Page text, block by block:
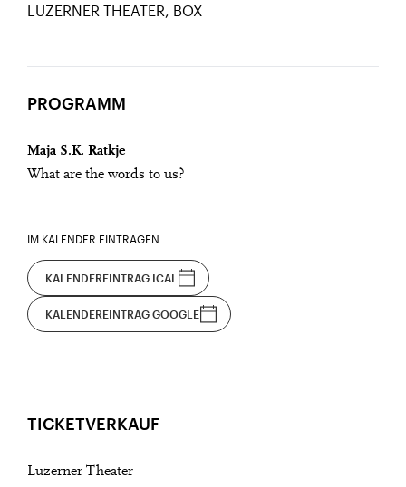
LUZERNER THEATER, BOX
PROGRAMM
Maja S.K. Ratkje
What are the words to us?
IM KALENDER EINTRAGEN
KALENDEREINTRAG ICAL
KALENDEREINTRAG GOOGLE
TICKETVERKAUF
Luzerner Theater